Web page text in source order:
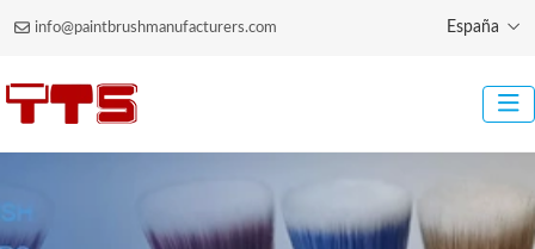
info@paintbrushmanufacturers.com España